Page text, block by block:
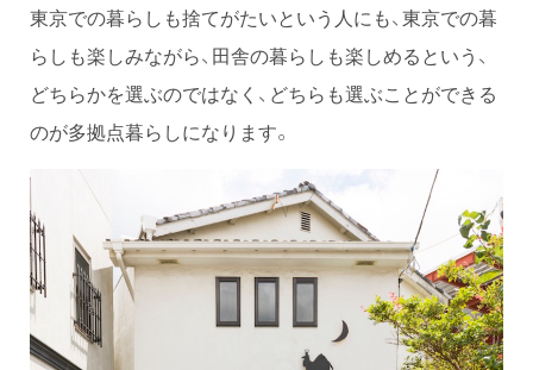
東京での暮らしも捨てがたいという人にも、東京での暮
らしも楽しみながら、田舎の暮らしも楽しめるという、
どちらかを選ぶのではなく、どちらも選ぶことができる
のが多拠点暮らしになります。